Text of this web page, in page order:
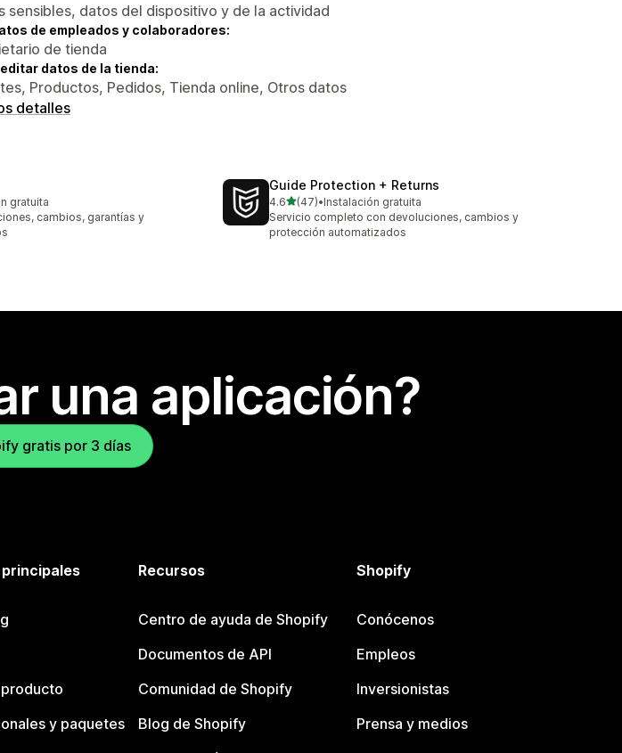
sensibles, datos del dispositivo y de la actividad
de empleados y colaboradores:
de tienda
datos de la tienda:
Productos, Pedidos, Tienda online, Otros datos
detalles
gratuita
cambios, garantías y
Guide Protection + Returns
4.6de 5 estrellas
(47)
47 reseñas en total
•Instalación gratuita
Servicio completo con devoluciones, cambios y
protección automatizados
una aplicación?
gratis por 3 días
y paquetes
Recursos
Centro de ayuda de Shopify
Documentos de API
Comunidad de Shopify
Blog de Shopify
Shopify
Conócenos
Empleos
Inversionistas
Prensa y medios